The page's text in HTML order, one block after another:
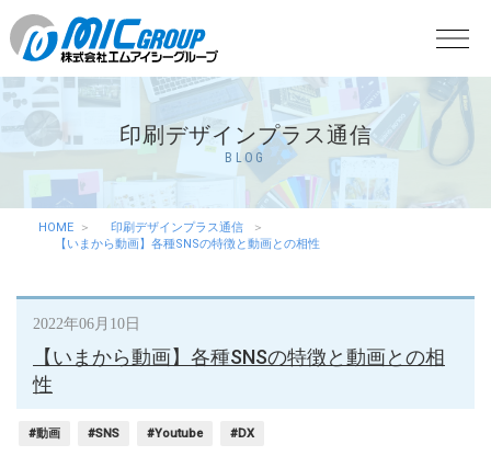
印刷デザインプラス通信
BLOG
HOME
印刷デザインプラス通信
【いまから動画】各種SNSの特徴と動画との相性
2022年06月10日
【いまから動画】各種SNSの特徴と動画との相
性
#動画 #SNS #Youtube #DX